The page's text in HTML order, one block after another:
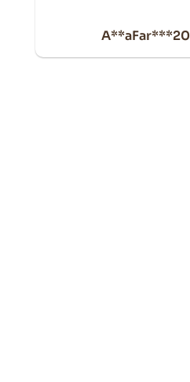
A**aFar***20